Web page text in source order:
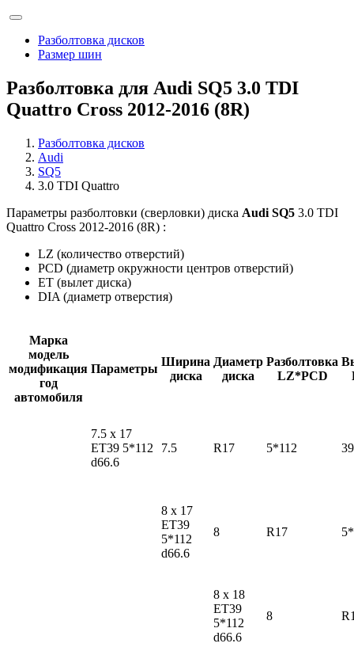
Разболтовка дисков
Размер шин
Разболтовка для Audi SQ5 3.0 TDI
Quattro Cross 2012-2016 (8R)
Разболтовка дисков
Audi
SQ5
3.0 TDI Quattro
Параметры разболтовки (сверловки) диска Audi SQ5 3.0 TDI
Quattro Cross 2012-2016 (8R) :
LZ (количество отверстий)
PCD (диаметр окружности центров отверстий)
ET (вылет диска)
DIA (диаметр отверстия)
Марка
модель
модификация
год
автомобиля
Параметры
Ширина
диска
Диаметр
диска
Разболтовка
LZ*PCD
7.5 x 17
ET39 5*112
d66.6
7.5 R17 5*112 39
8 x 17
ET39
5*112
d66.6
8 R17
8 x 18
ET39
5*112
d66.6
8